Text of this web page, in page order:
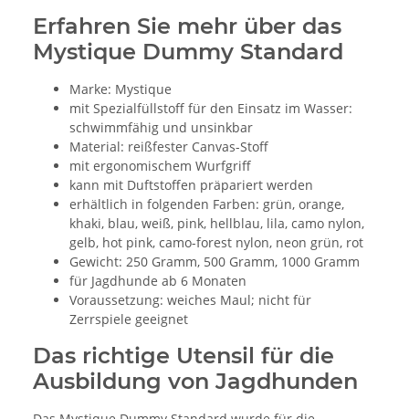
Erfahren Sie mehr über das
Mystique Dummy Standard
Marke: Mystique
mit Spezialfüllstoff für den Einsatz im Wasser:
schwimmfähig und unsinkbar
Material: reißfester Canvas-Stoff
mit ergonomischem Wurfgriff
kann mit Duftstoffen präpariert werden
erhältlich in folgenden Farben: grün, orange,
khaki, blau, weiß, pink, hellblau, lila, camo nylon,
gelb, hot pink, camo-forest nylon, neon grün, rot
Gewicht: 250 Gramm, 500 Gramm, 1000 Gramm
für Jagdhunde ab 6 Monaten
Voraussetzung: weiches Maul; nicht für
Zerrspiele geeignet
Das richtige Utensil für die
Ausbildung von Jagdhunden